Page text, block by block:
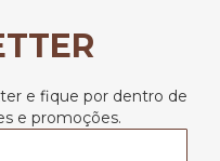
e fique por dentro de
e promoções.